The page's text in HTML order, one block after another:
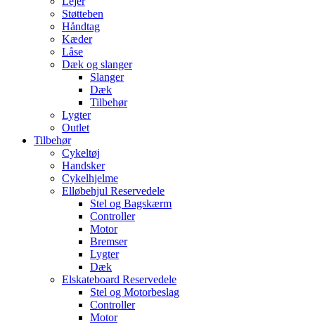
Støtteben
Håndtag
Kæder
Låse
Dæk og slanger
Slanger
Dæk
Tilbehør
Lygter
Outlet
Tilbehør
Cykeltøj
Handsker
Cykelhjelme
Elløbehjul Reservedele
Stel og Bagskærm
Controller
Motor
Bremser
Lygter
Dæk
Elskateboard Reservedele
Stel og Motorbeslag
Controller
Motor